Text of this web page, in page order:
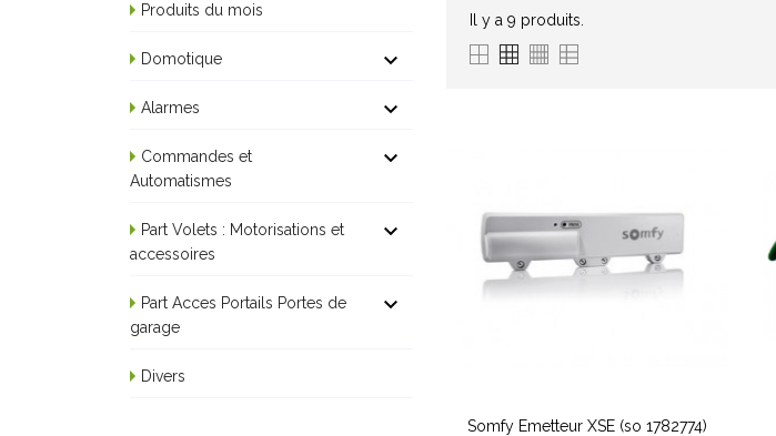
Produits du mois
Domotique 
Alarmes 
Commandes et
Automatismes

Part Volets : Motorisations et
accessoires

Part Acces Portails Portes de
garage

Divers
Il y a 9 produits.
Somfy Emetteur XSE (so 1782774)